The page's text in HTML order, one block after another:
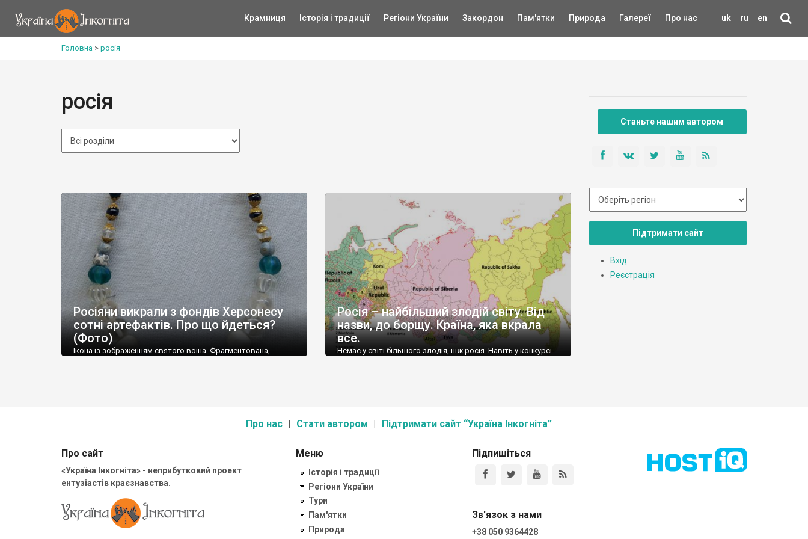
uk ru en
Крамниця Історія і традиції Регіони України Закордон Пам'ятки Природа Галереї Про нас
Головна > росія
росія
Росіяни викрали з фондів Херсонесу
сотні артефактів. Про що йдеться?
(Фото)
Ікона із зображенням святого воїна. Фрагментована,
Офіційно – на виставку «Золото Візантії», але експерти та
Росія – найбільший злодій світу. Від
назви, до борщу. Країна, яка вкрала
все.
Немає у світі більшого злодія, ніж росія. Навіть у конкурсі
територій, на яких лежить москва, і […]
Станьте нашим автором
Підтримати сайт
Вхід
Реєстрація
Про нас Стати автором Підтримати сайт “Україна Інкогніта”
Про сайт
«Україна Інкогніта» - неприбутковий проект
ентузіастів краєзнавства.
Меню
Історія і традиції
Регіони України
Тури
Пам'ятки
Природа
Підпишіться
Зв'язок з нами
+38 050 9364428